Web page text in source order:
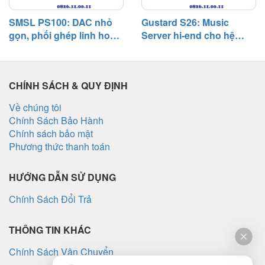
SMSL PS100: DAC nhỏ
gọn, phối ghép linh hoạt,
hệ thống phổ thông
Gustard S26: Music
Server hi-end cho hệ
độ tĩnh và khả năng phối
CHÍNH SÁCH & QUY ĐỊNH
Về chúng tôi
Chính Sách Bảo Hành
Chính sách bảo mật
Phương thức thanh toán
HƯỚNG DẪN SỬ DỤNG
Chính Sách Đổi Trả
THÔNG TIN KHÁC
Chính Sách Vận Chuyển